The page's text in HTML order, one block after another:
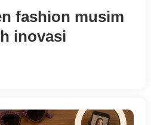
fashion musim
inovasi